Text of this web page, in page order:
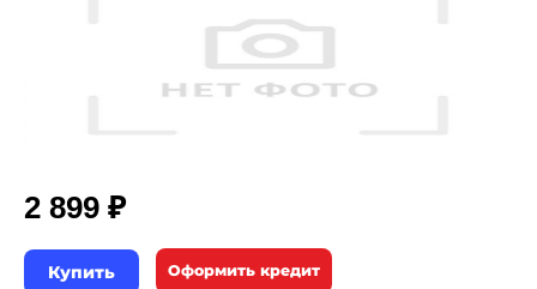
2 899 ₽
Купить Оформить кредит